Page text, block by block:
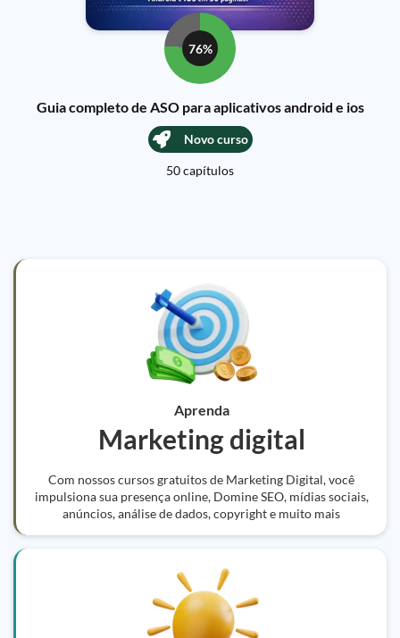
76%
Guia completo de ASO para aplicativos android e ios
Novo curso
50 capítulos
Aprenda
Marketing digital
Com nossos cursos gratuitos de Marketing Digital, você
impulsiona sua presença online, Domine SEO, mídias sociais,
anúncios, análise de dados, copyright e muito mais